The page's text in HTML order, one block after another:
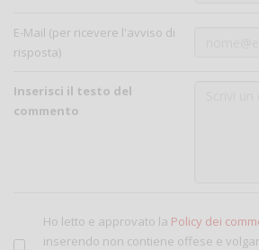
E-Mail (per ricevere l'avviso di
risposta)
Inserisci il testo del
commento
Ho letto e approvato la Policy dei
inserendo non contiene offese e